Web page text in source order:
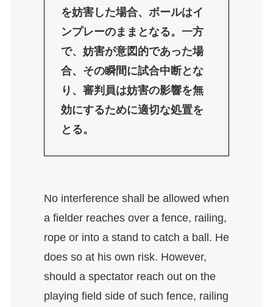
を妨害した場合、ボールはイ
ンプレーのままとなる。一方
で、妨害が意図的であった場
合、その瞬間に試合中断とな
り、審判員は妨害の影響を無
効にするために適切な処置を
とる。
No interference shall be allowed when
a fielder reaches over a fence, railing,
rope or into a stand to catch a ball. He
does so at his own risk. However,
should a spectator reach out on the
playing field side of such fence, railing